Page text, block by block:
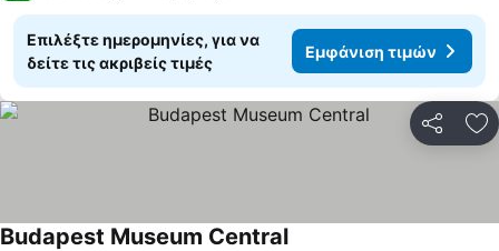
Επιλέξτε ημερομηνίες, για να
δείτε τις ακριβείς τιμές
Εμφάνιση τιμών
Budapest Museum Central